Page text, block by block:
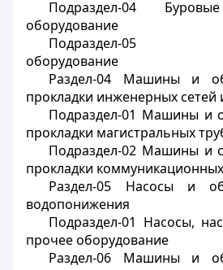
Подраздел-04
оборудование
Подраздел-05
оборудование
Раздел-04 Машины и
прокладки инженерных
Подраздел-01 Машины и
прокладки магистральных
Подраздел-02 Машины и
прокладки
Раздел-05 Насосы и
водопонижения
Подраздел-01 Насосы,
прочее оборудование
Раздел-06 Машины и